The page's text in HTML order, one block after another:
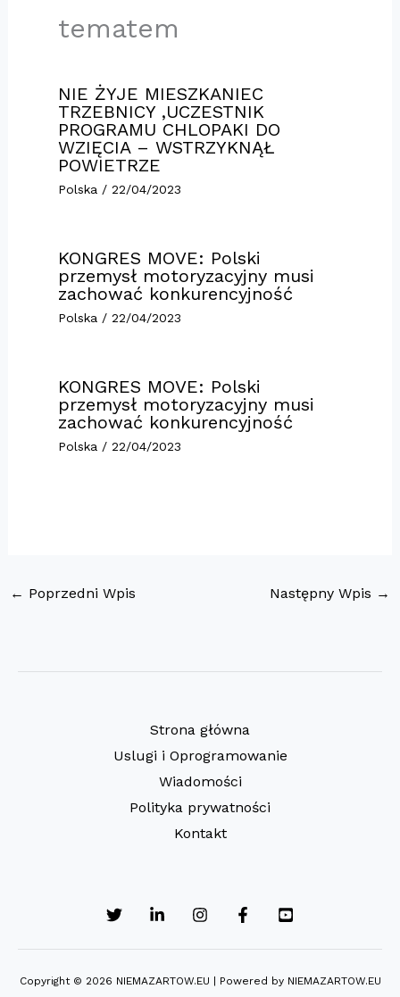
tematem
NIE ŻYJE MIESZKANIEC
TRZEBNICY ,UCZESTNIK
PROGRAMU CHLOPAKI DO
WZIĘCIA – WSTRZYKNĄŁ
POWIETRZE
Polska/ 22/04/2023
KONGRES MOVE: Polski
przemysł motoryzacyjny musi
zachować konkurencyjność
Polska/ 22/04/2023
KONGRES MOVE: Polski
przemysł motoryzacyjny musi
zachować konkurencyjność
Polska/ 22/04/2023
← Poprzedni Wpis Następny Wpis →
Strona główna
Uslugi i Oprogramowanie
Wiadomości
Polityka prywatności
Kontakt
Copyright © 2026 NIEMAZARTOW.EU | Powered by NIEMAZARTOW.EU